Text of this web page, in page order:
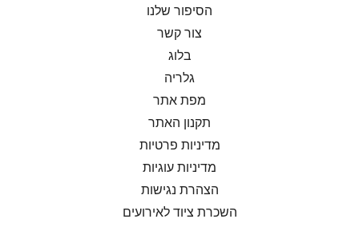
הסיפור שלנו
צור קשר
בלוג
גלריה
מפת אתר
תקנון האתר
מדיניות פרטיות
מדיניות עוגיות
הצהרת נגישות
השכרת ציוד לאירועים